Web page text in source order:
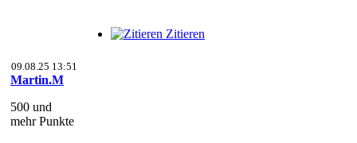
Zitieren
09.08.25 13:51
Martin.M
500 und
mehr Punkte